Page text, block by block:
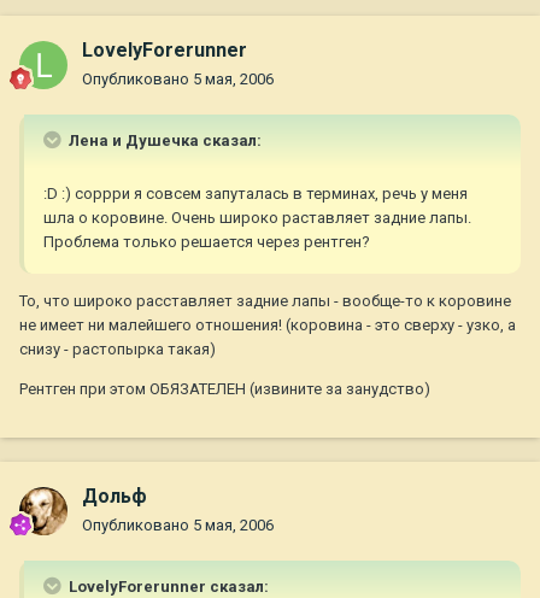
LovelyForerunner
Опубликовано 5 мая, 2006
Лена и Душечка сказал:
:D :) соррри я совсем запуталась в терминах, речь у меня
шла о коровине. Очень широко раставляет задние лапы.
Проблема только решается через рентген?
То, что широко расставляет задние лапы - вообще-то к коровине
не имеет ни малейшего отношения! (коровина - это сверху - узко, а
снизу - растопырка такая)
Рентген при этом ОБЯЗАТЕЛЕН (извините за занудство)
Дольф
Опубликовано 5 мая, 2006
LovelyForerunner сказал: